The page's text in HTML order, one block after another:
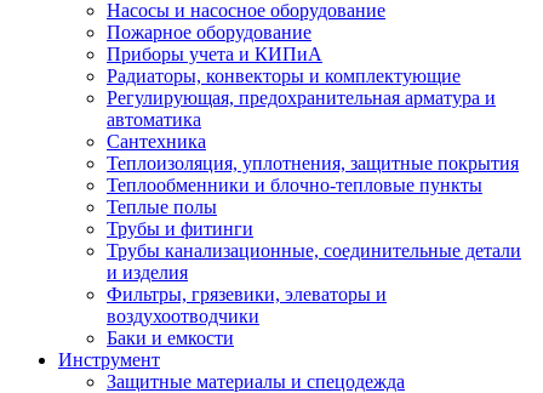
Насосы и насосное оборудование
Пожарное оборудование
Приборы учета и КИПиА
Радиаторы, конвекторы и комплектующие
Регулирующая, предохранительная арматура и
автоматика
Сантехника
Теплоизоляция, уплотнения, защитные покрытия
Теплообменники и блочно-тепловые пункты
Теплые полы
Трубы и фитинги
Трубы канализационные, соединительные детали
и изделия
Фильтры, грязевики, элеваторы и
воздухоотводчики
Баки и емкости
Инструмент
Защитные материалы и спецодежда